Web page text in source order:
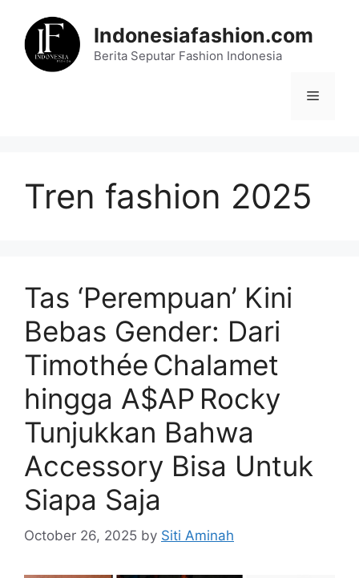
content
Indonesiafashion.com
Berita Seputar Fashion Indonesia
Menu
Tren fashion 2025
Tas ‘Perempuan’ Kini
Bebas Gender: Dari
Timothée Chalamet
hingga A$AP Rocky
Tunjukkan Bahwa
Accessory Bisa Untuk
Siapa Saja
October 26, 2025 by Siti Aminah